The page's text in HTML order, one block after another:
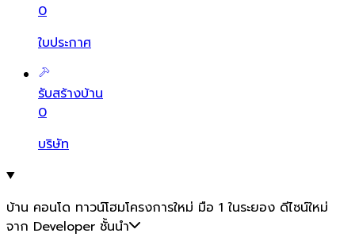
0
ใบประกาศ
รับสร้างบ้าน
0
บริษัท
บ้าน คอนโด ทาวน์โฮมโครงการใหม่ มือ 1 ในระยอง ดีไซน์ใหม่
จาก Developer ชั้นนำ